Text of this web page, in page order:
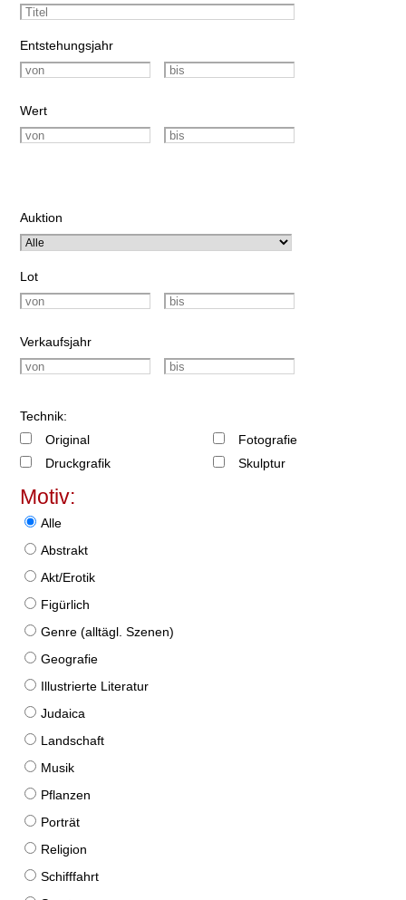
Entstehungsjahr
Wert
Auktion
Lot
Verkaufsjahr
Technik:
Original
Druckgrafik
Fotografie
Skulptur
Motiv:
Alle
Abstrakt
Akt/Erotik
Figürlich
Genre (alltägl. Szenen)
Geografie
Illustrierte Literatur
Judaica
Landschaft
Musik
Pflanzen
Porträt
Religion
Schifffahrt